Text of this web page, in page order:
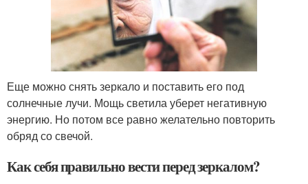
Еще можно снять зеркало и поставить его под
солнечные лучи. Мощь светила уберет негативную
энергию. Но потом все равно желательно повторить
обряд со свечой.
Как себя правильно вести перед зеркалом?